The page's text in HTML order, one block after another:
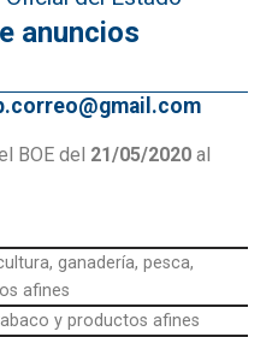
anuncios
BOE del 21/05/2020 al
ganadería, pesca,
afines
y productos afines